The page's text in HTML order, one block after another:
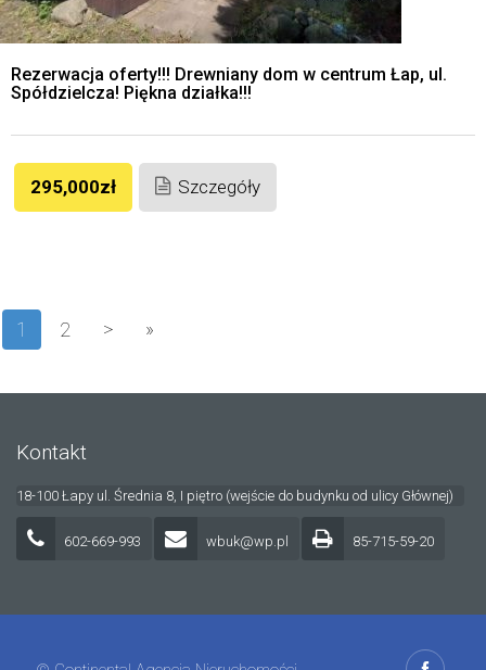
Rezerwacja oferty!!! Drewniany dom w centrum Łap, ul.
Spółdzielcza! Piękna działka!!!
295,000zł Szczegóły
1 2 > »
Kontakt
18-100 Łapy ul. Średnia 8, I piętro (wejście do budynku od ulicy Głównej)
602-669-993 wbuk@wp.pl 85-715-59-20